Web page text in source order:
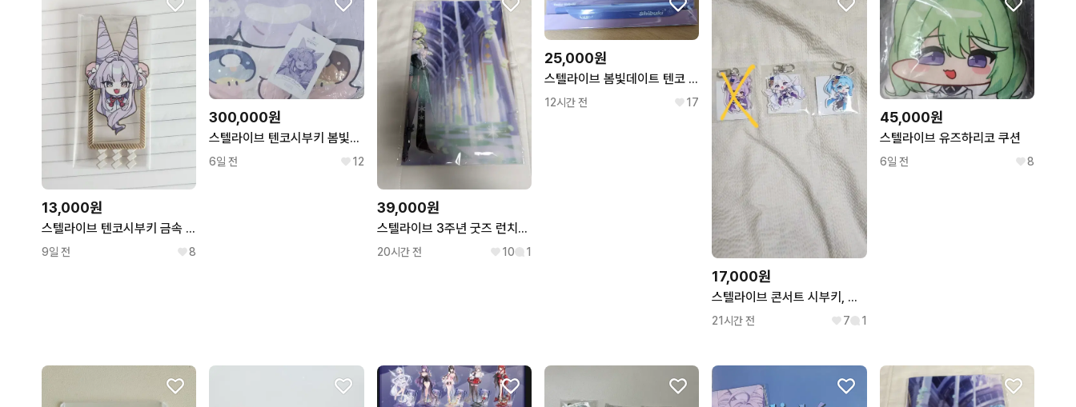
13,000원
스텔라이브 텐코시부키 금속 책갈피
9일 전 8
300,000원
스텔라이브 텐코시부키 봄빛데이트 향수,얼빡쿠션
6일 전 12
39,000원
스텔라이브 3주년 굿즈 런치매트 리코
20시간 전 10 1
25,000원
스텔라이브 봄빛데이트 텐코 시부키 클립펜
12시간 전 17
17,000원
스텔라이브 콘서트 시부키, 유니, 타비 키링 미개봉
21시간 전 7 1
45,000원
스텔라이브 유즈하리코 쿠션
6일 전 8